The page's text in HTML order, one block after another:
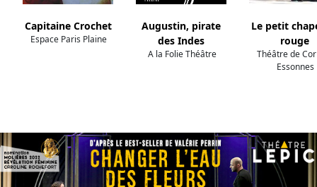
Capitaine Crochet
Espace Paris Plaine
Augustin, pirate
des Indes
A la Folie Théâtre
Le petit
rouge
Théâtre de
Essonnes